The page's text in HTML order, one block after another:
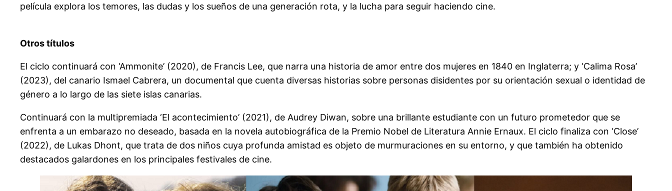
película explora los temores, las dudas y los sueños de una generación rota, y la lucha para seguir haciendo cine.
Otros títulos
El ciclo continuará con ‘Ammonite’ (2020), de Francis Lee, que narra una historia de amor entre dos mujeres en 1840 en Inglaterra; y ‘Calima Rosa’
(2023), del canario Ismael Cabrera, un documental que cuenta diversas historias sobre personas disidentes por su orientación sexual o identidad de
género a lo largo de las siete islas canarias.
Continuará con la multipremiada ‘El acontecimiento’ (2021), de Audrey Diwan, sobre una brillante estudiante con un futuro prometedor que se
enfrenta a un embarazo no deseado, basada en la novela autobiográfica de la Premio Nobel de Literatura Annie Ernaux. El ciclo finaliza con ‘Close’
(2022), de Lukas Dhont, que trata de dos niños cuya profunda amistad es objeto de murmuraciones en su entorno, y que también ha obtenido
destacados galardones en los principales festivales de cine.